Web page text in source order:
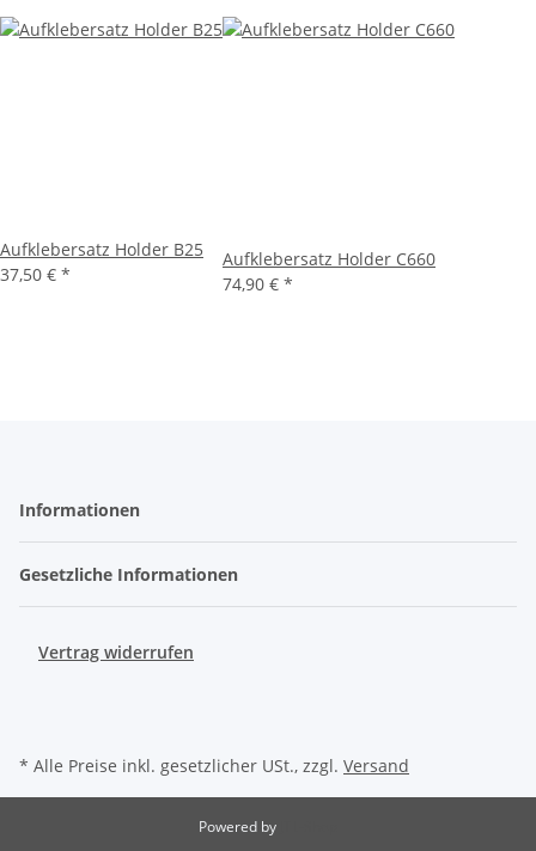
Aufklebersatz Holder B25
37,50 € *
Aufklebersatz Holder C660
74,90 € *
Informationen
Gesetzliche Informationen
Vertrag widerrufen
* Alle Preise inkl. gesetzlicher USt., zzgl. Versand
Powered by